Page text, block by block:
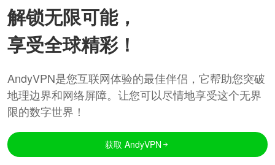
解锁无限可能，
享受全球精彩！
AndyVPN是您互联网体验的最佳伴侣，它帮助您突破
地理边界和网络屏障。让您可以尽情地享受这个无界
限的数字世界！
获取 AndyVPN